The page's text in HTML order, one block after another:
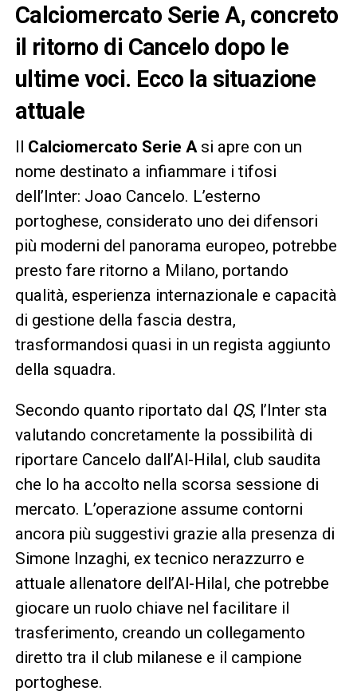
Calciomercato Serie A, concreto
il ritorno di Cancelo dopo le
ultime voci. Ecco la situazione
attuale
Il Calciomercato Serie Asi apre con un
nome destinato a infiammare i tifosi
dell’Inter: Joao Cancelo. L’esterno
portoghese, considerato uno dei difensori
più moderni del panorama europeo, potrebbe
presto fare ritorno a Milano, portando
qualità, esperienza internazionale e capacità
di gestione della fascia destra,
trasformandosi quasi in un regista aggiunto
della squadra.
Secondo quanto riportato dal QS, l’Inter sta
valutando concretamente la possibilità di
riportare Cancelo dall’Al-Hilal, club saudita
che lo ha accolto nella scorsa sessione di
mercato. L’operazione assume contorni
ancora più suggestivi grazie alla presenza di
Simone Inzaghi, ex tecnico nerazzurro e
attuale allenatore dell’Al-Hilal, che potrebbe
giocare un ruolo chiave nel facilitare il
trasferimento, creando un collegamento
diretto tra il club milanese e il campione
portoghese.